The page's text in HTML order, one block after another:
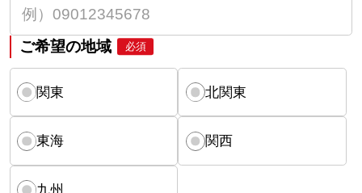
ご希望の地域 必須
関東 北関東
東海 関西
九州